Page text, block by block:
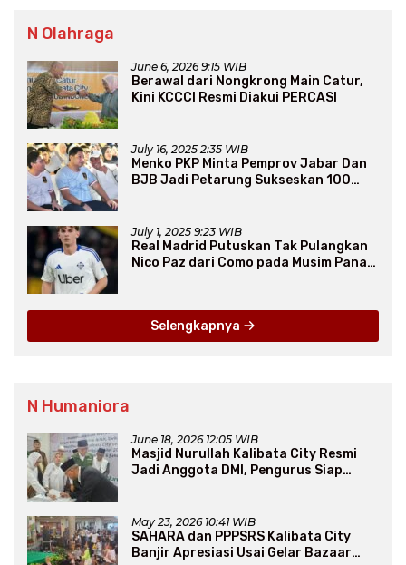
N Olahraga
June 6, 2026 9:15 WIB
Berawal dari Nongkrong Main Catur,
Kini KCCCI Resmi Diakui PERCASI
July 16, 2025 2:35 WIB
Menko PKP Minta Pemprov Jabar Dan
BJB Jadi Petarung Sukseskan 100
July 1, 2025 9:23 WIB
Real Madrid Putuskan Tak Pulangkan
Nico Paz dari Como pada Musim Panas
Selengkapnya
N Humaniora
June 18, 2026 12:05 WIB
Masjid Nurullah Kalibata City Resmi
Jadi Anggota DMI, Pengurus Siap
May 23, 2026 10:41 WIB
SAHARA dan PPPSRS Kalibata City
Banjir Apresiasi Usai Gelar Bazaar